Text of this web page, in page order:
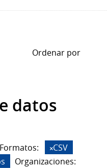
Ordenar por
datos
Formatos:
CSV
Organizaciones: